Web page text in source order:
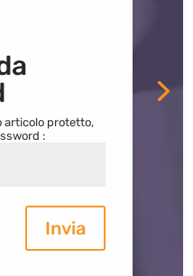
articolo protetto,
:
Invia